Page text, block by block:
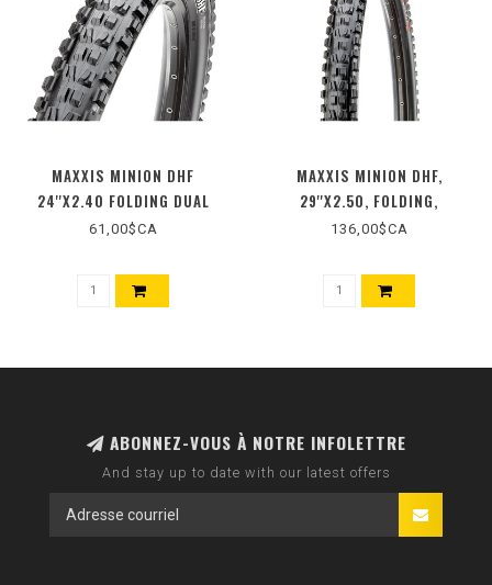
MAXXIS MINION DHF
24''X2.40 FOLDING DUAL
61,00$CA
MAXXIS MINION DHF,
29''X2.50, FOLDING,
TUBELESS READY, 3C MAXX
120TPI, BLACK
136,00$CA
ABONNEZ-VOUS À NOTRE INFOLETTRE
And stay up to date with our latest offers